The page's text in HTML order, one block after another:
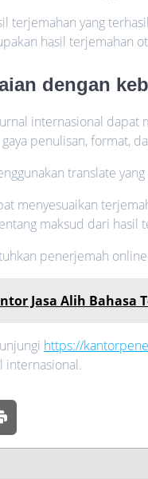
terjemahan yang
hasil terjemahan
dengan
internasional
penulisan, format,
translate
menyesuaikan
maksud dari hasil
penerjemah
Jasa Alih Bahasa
https://
internasional.